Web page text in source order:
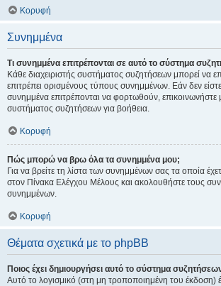
Κορυφή
Συνημμένα
Τι συνημμένα επιτρέπονται σε αυτό το σύστημα
Κάθε διαχειριστής συστήματος συζητήσεων μπορεί να
επιτρέπει ορισμένους τύπους συνημμένων. Εάν δεν
συνημμένα επιτρέπονται να φορτωθούν, επικοινωνήστε
συστήματος συζητήσεων για βοήθεια.
Κορυφή
Πώς μπορώ να βρω όλα τα συνημμένα μου;
Για να βρείτε τη λίστα των συνημμένων σας τα οποία
στον Πίνακα Ελέγχου Μέλους και ακολουθήστε τους
συνημμένων.
Κορυφή
Θέματα σχετικά με το phpBB
Ποιος έχει δημιουργήσει αυτό το σύστημα
Αυτό το λογισμικό (στη μη τροποποιημένη του έκδοση)